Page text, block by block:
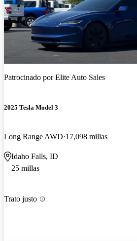
Patrocinado porElite Auto Sales
2025 Tesla Model 3
Long Range AWD 17,098 millas
Idaho Falls, ID
25 millas
Trato justo